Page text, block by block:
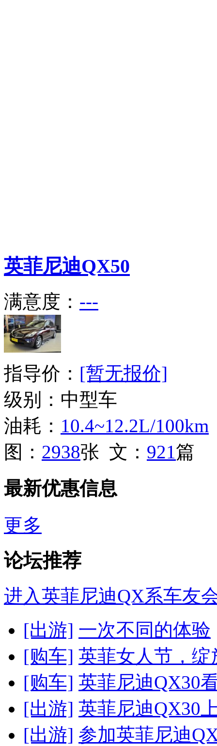
英菲尼迪QX50
满意度： ---
指导价： [暂无报价]
级别：中型车
油耗： 10.4~12.2L/100km
图： 2938张 文： 921篇
最新优惠信息
更多
论坛推荐
进入英菲尼迪QX系车友
[出游] 一次不同的体验
[购车] 英菲女人节，绽
[购车] 英菲尼迪QX30
[出游] 英菲尼迪QX30
[出游] 参加英菲尼迪